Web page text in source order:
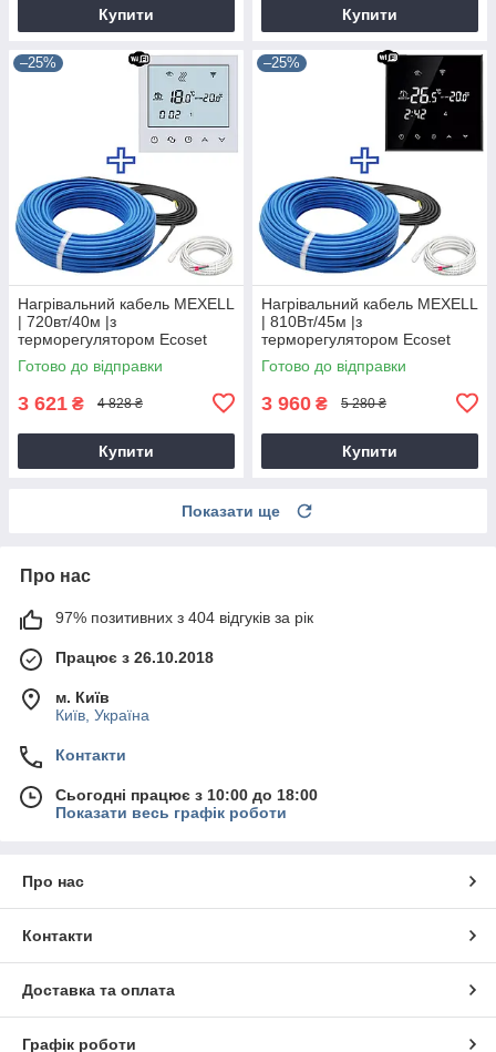
Купити Купити
–25%
Нагрівальний кабель MEXELL
| 720вт/40м |з
терморегулятором Ecoset
BHT-800 Wi-Fi
Готово до відправки
3 621 ₴ 4 828 ₴
Купити
–25%
Нагрівальний кабель MEXELL
| 810Вт/45м |з
терморегулятором Ecoset
BHT-800 Wi-Fi
Готово до відправки
3 960 ₴ 5 280 ₴
Купити
Показати ще
Про нас
97% позитивних з 404 відгуків за рік
Працює з 26.10.2018
м. Київ
Київ, Україна
Контакти
Сьогодні працює з 10:00 до 18:00
Показати весь графік роботи
Про нас
Контакти
Доставка та оплата
Графік роботи